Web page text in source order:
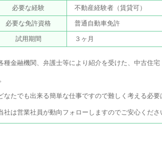
必要な経験 不動産経験者（賃貸可）
必要な免許資格 普通自動車免許
試用期間 ３ヶ月
種金融機関、弁護士等により紹介を受けた、中古住
なたでも出来る簡単な仕事ですので難しく考える必要
社は営業社員が動向フォローしますのでご安心くださ